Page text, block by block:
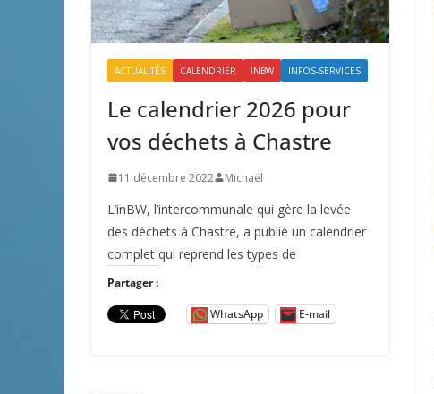
ACTUALITÉS CALENDRIER INBW INFOS-SERVICES
Le calendrier 2026 pour
vos déchets à Chastre
11 décembre 2022 Michaël
L’inBW, l’intercommunale qui gère la levée
des déchets à Chastre, a publié un calendrier
complet qui reprend les types de
Partager :
WhatsApp E-mail